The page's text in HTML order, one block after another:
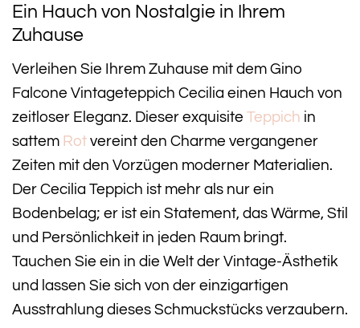
Ein Hauch von Nostalgie in Ihrem
Zuhause
Verleihen Sie Ihrem Zuhause mit dem Gino
Falcone Vintageteppich Cecilia einen Hauch von
zeitloser Eleganz. Dieser exquisite Teppich in
sattem Rot vereint den Charme vergangener
Zeiten mit den Vorzügen moderner Materialien.
Der Cecilia Teppich ist mehr als nur ein
Bodenbelag; er ist ein Statement, das Wärme, Stil
und Persönlichkeit in jeden Raum bringt.
Tauchen Sie ein in die Welt der Vintage-Ästhetik
und lassen Sie sich von der einzigartigen
Ausstrahlung dieses Schmuckstücks verzaubern.